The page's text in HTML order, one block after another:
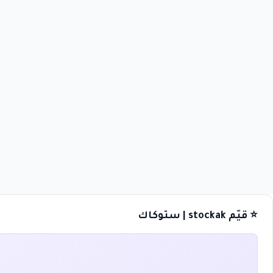
⭐ قيّم stockak | ستوكاك